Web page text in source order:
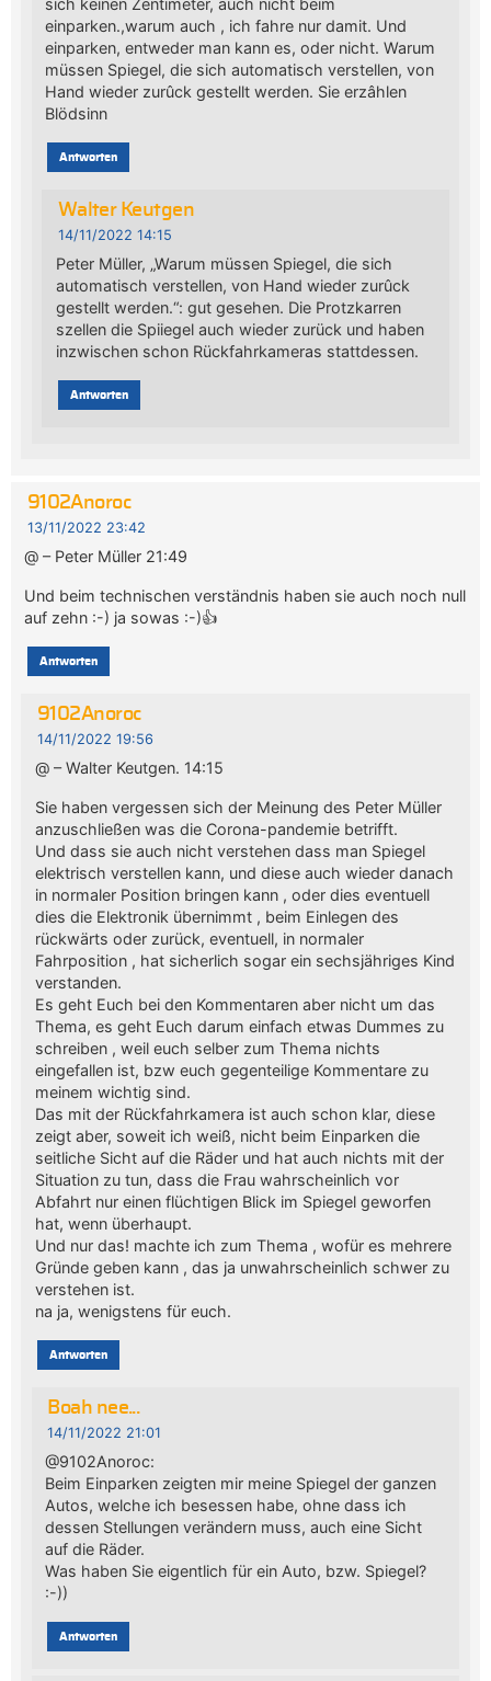
einparken.,warum auch , ich fahre nur damit. Und
einparken, entweder man kann es, oder nicht. Warum
müssen Spiegel, die sich automatisch verstellen, von
Hand wieder zurûck gestellt werden. Sie erzâhlen
Blödsinn
Antworten
Walter Keutgen
14/11/2022 14:15
Peter Müller, „Warum müssen Spiegel, die sich
automatisch verstellen, von Hand wieder zurûck
gestellt werden.“: gut gesehen. Die Protzkarren
szellen die Spiiegel auch wieder zurück und haben
inzwischen schon Rückfahrkameras stattdessen.
Antworten
9102Anoroc
13/11/2022 23:42
@ – Peter Müller 21:49
Und beim technischen verständnis haben sie auch noch null
auf zehn :-) ja sowas :-)👍
Antworten
9102Anoroc
14/11/2022 19:56
@ – Walter Keutgen. 14:15
Sie haben vergessen sich der Meinung des Peter Müller
anzuschließen was die Corona-pandemie betrifft.
Und dass sie auch nicht verstehen dass man Spiegel
elektrisch verstellen kann, und diese auch wieder danach
in normaler Position bringen kann , oder dies eventuell
dies die Elektronik übernimmt , beim Einlegen des
rückwärts oder zurück, eventuell, in normaler
Fahrposition , hat sicherlich sogar ein sechsjähriges Kind
verstanden.
Es geht Euch bei den Kommentaren aber nicht um das
Thema, es geht Euch darum einfach etwas Dummes zu
schreiben , weil euch selber zum Thema nichts
eingefallen ist, bzw euch gegenteilige Kommentare zu
meinem wichtig sind.
Das mit der Rückfahrkamera ist auch schon klar, diese
zeigt aber, soweit ich weiß, nicht beim Einparken die
seitliche Sicht auf die Räder und hat auch nichts mit der
Situation zu tun, dass die Frau wahrscheinlich vor
Abfahrt nur einen flüchtigen Blick im Spiegel geworfen
hat, wenn überhaupt.
Und nur das! machte ich zum Thema , wofür es mehrere
Gründe geben kann , das ja unwahrscheinlich schwer zu
verstehen ist.
na ja, wenigstens für euch.
Antworten
Boah nee...
14/11/2022 21:01
@9102Anoroc:
Beim Einparken zeigten mir meine Spiegel der ganzen
Autos, welche ich besessen habe, ohne dass ich
dessen Stellungen verändern muss, auch eine Sicht
auf die Räder.
Was haben Sie eigentlich für ein Auto, bzw. Spiegel?
:-))
Antworten